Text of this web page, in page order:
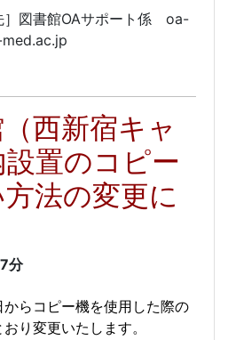
書館OAサポート係 oa-
西新宿キャ
置のコピー
法の変更に
分
らコピー機を使用した際の
り変更いたします。